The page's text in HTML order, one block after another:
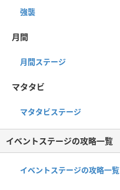
強襲
月間
月間ステージ
マタタビ
マタタビステージ
イベントステージの攻略一覧
イベントステージの攻略一覧